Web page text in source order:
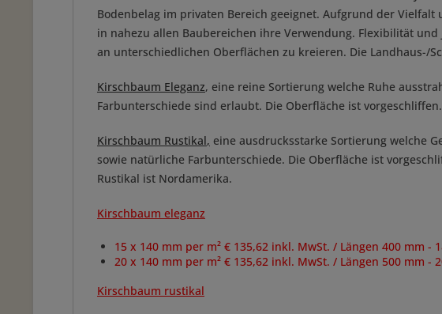
Bodenbelag im privaten Bereich geeignet. Aufgrund der
in nahezu allen Baubereichen ihre Verwendung. Flexibilität
an unterschiedlichen Oberflächen zu kreieren. Die Landhaus-/
Kirschbaum Eleganz, eine reine Sortierung welche Ruhe
Farbunterschiede sind erlaubt. Die Oberfläche ist
Kirschbaum Rustikal, eine ausdrucksstarke Sortierung welche
sowie natürliche Farbunterschiede. Die Oberfläche ist
Rustikal ist Nordamerika.
Kirschbaum eleganz
15 x 140 mm per m² € 135,62 inkl. MwSt. / Längen 400 mm -
20 x 140 mm per m² € 135,62 inkl. MwSt. / Längen 500 mm -
Kirschbaum rustikal